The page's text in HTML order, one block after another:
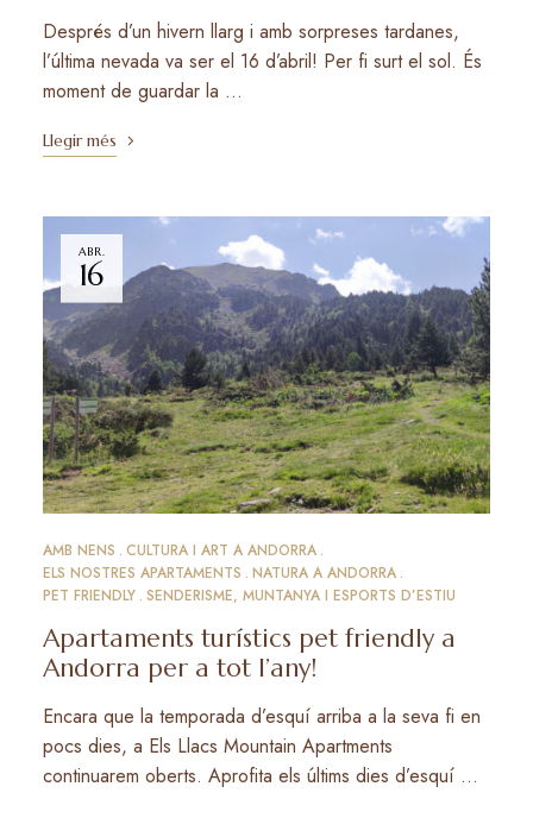
Després d’un hivern llarg i amb sorpreses tardanes,
l’última nevada va ser el 16 d’abril! Per fi surt el sol. És
moment de guardar la …
Llegir més
ABR.
16
AMB NENS CULTURA I ART A ANDORRA
ELS NOSTRES APARTAMENTS NATURA A ANDORRA
PET FRIENDLY SENDERISME, MUNTANYA I ESPORTS D’ESTIU
Apartaments turístics pet friendly a
Andorra per a tot l’any!
Encara que la temporada d’esquí arriba a la seva fi en
pocs dies, a Els Llacs Mountain Apartments
continuarem oberts. Aprofita els últims dies d’esquí …